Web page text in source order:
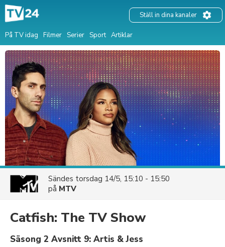
På TV idag Filmer Serier Sport Artiklar
Ställ in dina kanaler
Sändes torsdag 14/5, 15:10 - 15:50
på MTV
Catfish: The TV Show
Säsong 2 Avsnitt 9: Artis & Jess